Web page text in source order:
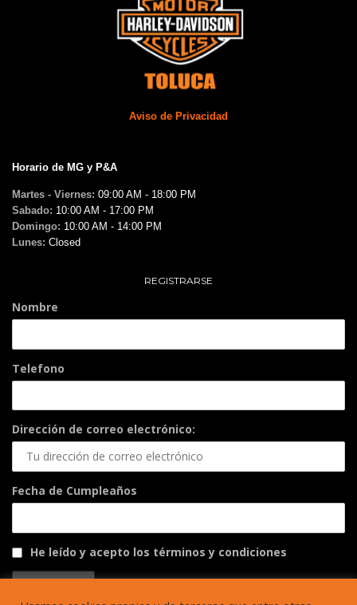
Aviso de Privacidad
Horario de MG y P&A
Martes - Viernes: 09:00 AM - 18:00 PM
Sabado: 10:00 AM - 17:00 PM
Domingo: 10:00 AM - 14:00 PM
Lunes: Closed
REGISTRARSE
Nombre
Telefono
Dirección de correo electrónico:
Fecha de Cumpleaños
He leído y acepto los términos y condiciones